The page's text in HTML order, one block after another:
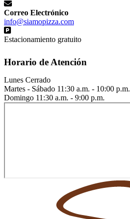
Correo Electrónico
info@siamopizza.com
Estacionamiento gratuito
Horario de Atención
Lunes Cerrado
Martes - Sábado 11:30 a.m. - 10:00 p.m.
Domingo 11:30 a.m. - 9:00 p.m.